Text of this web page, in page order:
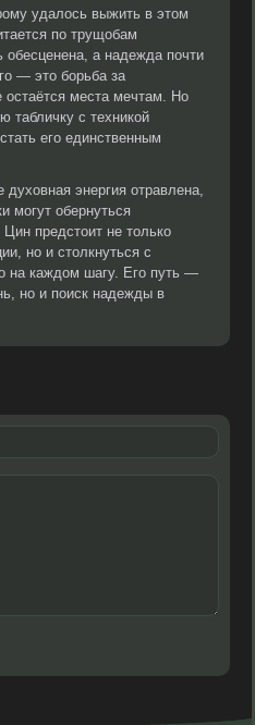
удалось выжить в этом
по трущобам
а надежда почти
— это борьба за
остаётся места мечтам. Но
табличку с техникой
его единственным
энергия отравлена,
могут обернуться
предстоит не только
но и столкнуться с
на каждом шагу. Его путь —
но и поиск надежды в